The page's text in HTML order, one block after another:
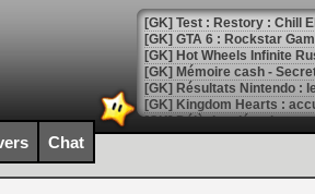
[GK] Test : Restory : Chill
[GK] GTA 6 : Rockstar
[GK] Hot Wheels Infinite
[GK] Mémoire cash -
[GK] Résultats Nintendo :
[GK] Déjà des
[Mo5] Brickboy cherche à
[GK] Minecraft et ses «
Chat